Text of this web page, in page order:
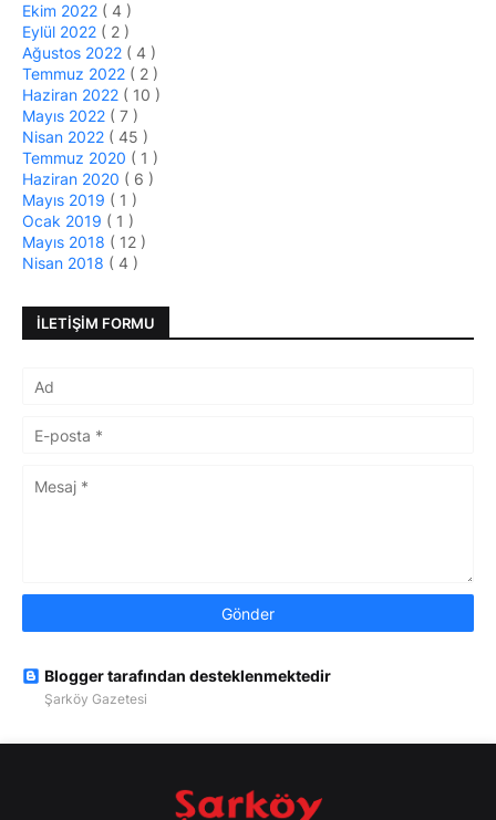
Ekim 2022 ( 4 )
Eylül 2022 ( 2 )
Ağustos 2022 ( 4 )
Temmuz 2022 ( 2 )
Haziran 2022 ( 10 )
Mayıs 2022 ( 7 )
Nisan 2022 ( 45 )
Temmuz 2020 ( 1 )
Haziran 2020 ( 6 )
Mayıs 2019 ( 1 )
Ocak 2019 ( 1 )
Mayıs 2018 ( 12 )
Nisan 2018 ( 4 )
İLETIŞIM FORMU
Blogger tarafından desteklenmektedir
Şarköy Gazetesi